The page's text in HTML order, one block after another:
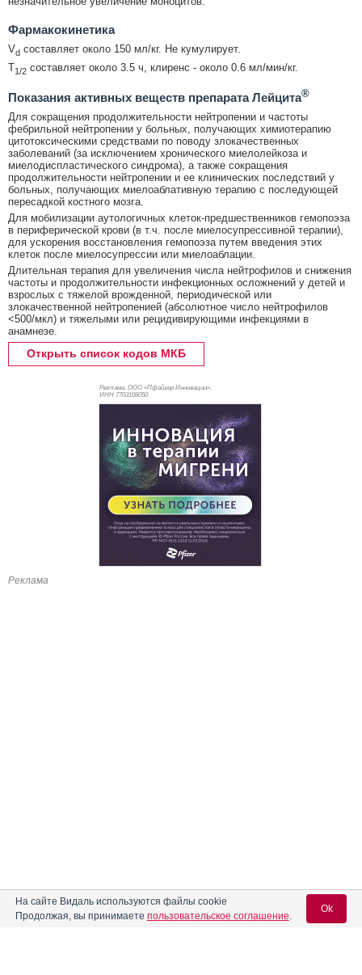
Фармакокинетика
Vd составляет около 150 мл/кг. Не кумулирует.
T1/2 составляет около 3.5 ч, клиренс - около 0.6 мл/мин/кг.
Показания активных веществ препарата Лейцита®
Для сокращения продолжительности нейтропении и частоты
фебрильной нейтропении у больных, получающих химиотерапию
цитотоксическими средствами по поводу злокачественных
заболеваний (за исключением хронического миелолейкоза и
миелодиспластического синдрома), а также сокращения
продолжительности нейтропении и ее клинических последствий у
больных, получающих миелоаблативную терапию с последующей
пересадкой костного мозга.
Для мобилизации аутологичных клеток-предшественников гемопоэза
в периферической крови (в т.ч. после миелосупрессивной терапии),
для ускорения восстановления гемопоэза путем введения этих
клеток после миелосупрессии или миелоаблации.
Длительная терапия для увеличения числа нейтрофилов и снижения
частоты и продолжительности инфекционных осложнений у детей и
взрослых с тяжелой врожденной, периодической или
злокачественной нейтропенией (абсолютное число нейтрофилов
<500/мкл) и тяжелыми или рецидивирующими инфекциями в
анамнезе.
Открыть список кодов МКБ
Реклама. ООО «Пфайзер Инновации»,
ИНН 7703106050
Реклама
На сайте Видаль используются файлы cookie
Продолжая, вы принимаете пользовательское соглашение.
Ok